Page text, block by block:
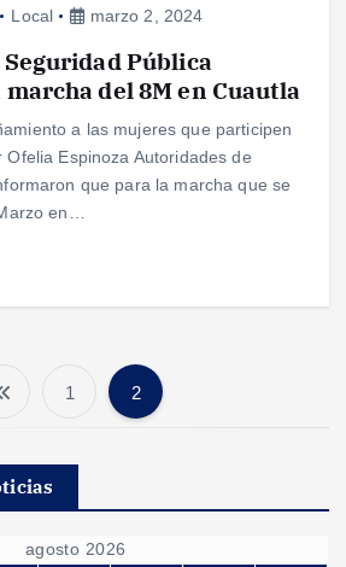
Local marzo 2, 2024
Pública
del 8M en Cuautla
a las mujeres que participen
Espinoza Autoridades de
que para la marcha que se
en…
a
g
1 2
agosto 2026